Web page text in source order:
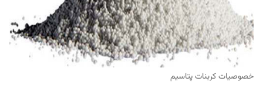
خصوصیات کربنات پتاسیم